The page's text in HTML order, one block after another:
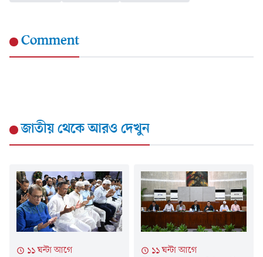
Comment
জাতীয়থেকে আরও দেখুন
১১ ঘন্টা আগে
১১ ঘন্টা আগে